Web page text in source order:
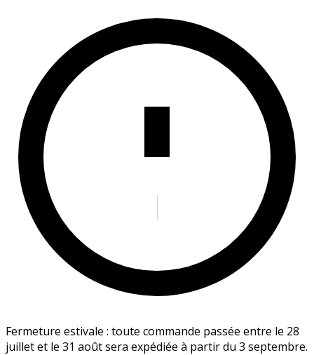
Fermeture estivale : toute commande passée entre le 28
juillet et le 31 août sera expédiée à partir du 3 septembre.